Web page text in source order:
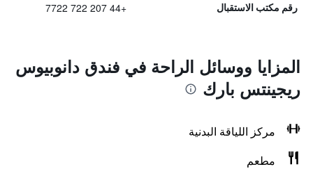
رقم مكتب الاستقبال +44 207 722 7722
المزايا ووسائل الراحة في فندق دانوبيوس
ريجينتس بارك
مركز اللياقة البدنية
مطعم